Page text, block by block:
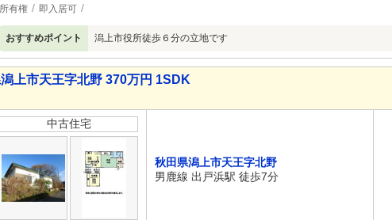
所有権 即入居可
おすすめポイント 潟上市役所徒歩６分の立地です
上市天王字北野 370万円 1SDK
中古住宅
秋田県潟上市天王字北野
男鹿線 出戸浜駅 徒歩7分